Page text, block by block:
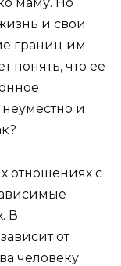
маму. Но
и свои
границ им
понять, что ее
и
отношениях с
В
от
человеку